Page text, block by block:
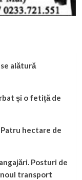
alătură
și o fetiță de
hectare de
Posturi de
transport